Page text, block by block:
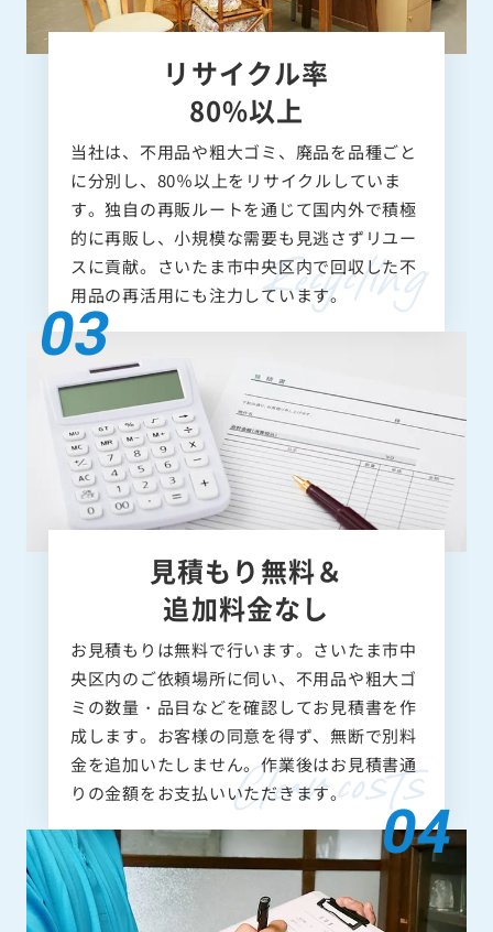
リサイクル率
80%以上
当社は、不用品や粗大ゴミ、廃品を品種ごと
に分別し、80％以上をリサイクルしていま
す。独自の再販ルートを通じて国内外で積極
的に再販し、小規模な需要も見逃さずリユー
スに貢献。さいたま市中央区内で回収した不
用品の再活用にも注力しています。
見積もり無料＆
追加料金なし
お見積もりは無料で行います。さいたま市中
央区内のご依頼場所に伺い、不用品や粗大ゴ
ミの数量・品目などを確認してお見積書を作
成します。お客様の同意を得ず、無断で別料
金を追加いたしません。作業後はお見積書通
りの金額をお支払いいただきます。